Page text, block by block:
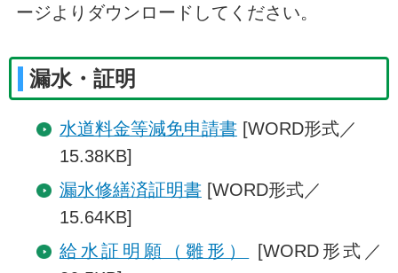
ージよりダウンロードしてください。
漏水・証明
水道料金等減免申請書[WORD形式／
15.38KB]
漏水修繕済証明書[WORD形式／
15.64KB]
給水証明願（雛形）
[WORD形式／